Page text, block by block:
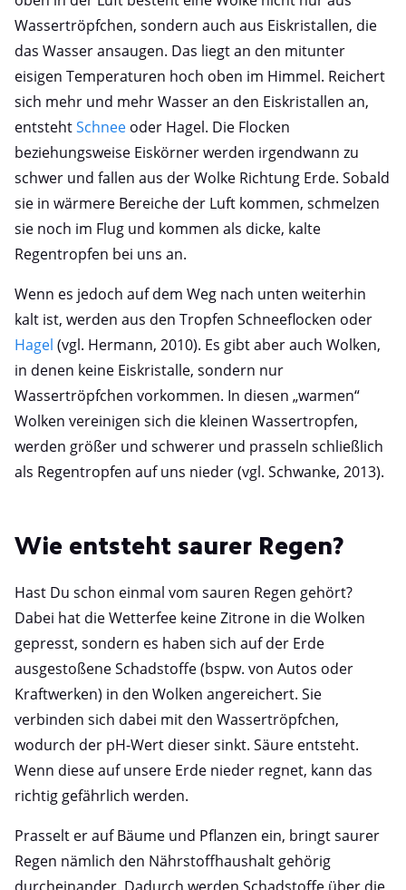
Wassertröpfchen, sondern auch aus Eiskristallen, die
das Wasser ansaugen. Das liegt an den mitunter
eisigen Temperaturen hoch oben im Himmel. Reichert
sich mehr und mehr Wasser an den Eiskristallen an,
entstehtSchnee oder Hagel. Die Flocken
beziehungsweise Eiskörner werden irgendwann zu
schwer und fallen aus der Wolke Richtung Erde. Sobald
sie in wärmere Bereiche der Luft kommen, schmelzen
sie noch im Flug und kommen als dicke, kalte
Regentropfen bei uns an.
Wenn es jedoch auf dem Weg nach unten weiterhin
kalt ist, werden aus den Tropfen Schneeflocken oder
Hagel (vgl. Hermann, 2010). Es gibt aber auch Wolken,
in denen keine Eiskristalle, sondern nur
Wassertröpfchen vorkommen. In diesen „warmen“
Wolken vereinigen sich die kleinen Wassertropfen,
werden größer und schwerer und prasseln schließlich
als Regentropfen auf uns nieder (vgl. Schwanke, 2013).
Wie entsteht saurer Regen?
Hast Du schon einmal vom sauren Regen gehört?
Dabei hat die Wetterfee keine Zitrone in die Wolken
gepresst, sondern es haben sich auf der Erde
ausgestoßene Schadstoffe (bspw. von Autos oder
Kraftwerken) in den Wolken angereichert. Sie
verbinden sich dabei mit den Wassertröpfchen,
wodurch der pH-Wert dieser sinkt. Säure entsteht.
Wenn diese auf unsere Erde nieder regnet, kann das
richtig gefährlich werden.
Prasselt er auf Bäume und Pflanzen ein, bringt saurer
Regen nämlich den Nährstoffhaushalt gehörig
durcheinander. Dadurch werden Schadstoffe über die